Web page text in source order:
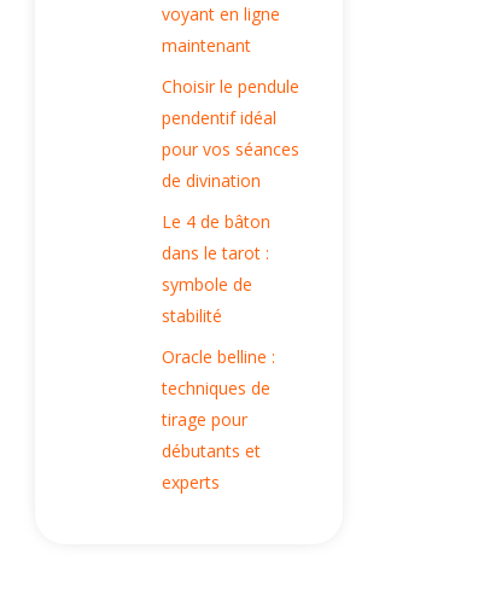
voyant en ligne
maintenant
Choisir le pendule
pendentif idéal
pour vos séances
de divination
Le 4 de bâton
dans le tarot :
symbole de
stabilité
Oracle belline :
techniques de
tirage pour
débutants et
experts